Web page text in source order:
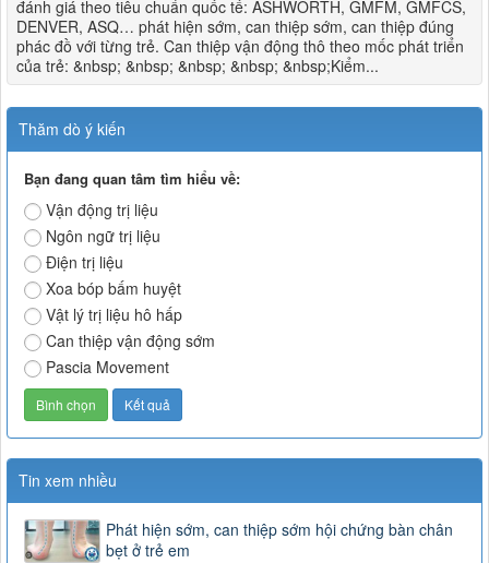
đánh giá theo tiêu chuẩn quốc tế: ASHWORTH, GMFM, GMFCS,
DENVER, ASQ… phát hiện sớm, can thiệp sớm, can thiệp đúng
phác đồ với từng trẻ. Can thiệp vận động thô theo mốc phát triển
của trẻ: &nbsp; &nbsp; &nbsp; &nbsp; &nbsp;Kiểm...
Thăm dò ý kiến
Bạn đang quan tâm tìm hiểu về:
Vận động trị liệu
Ngôn ngữ trị liệu
Điện trị liệu
Xoa bóp bấm huyệt
Vật lý trị liệu hô hấp
Can thiệp vận động sớm
Pascia Movement
Tin xem nhiều
Phát hiện sớm, can thiệp sớm hội chứng bàn chân
bẹt ở trẻ em